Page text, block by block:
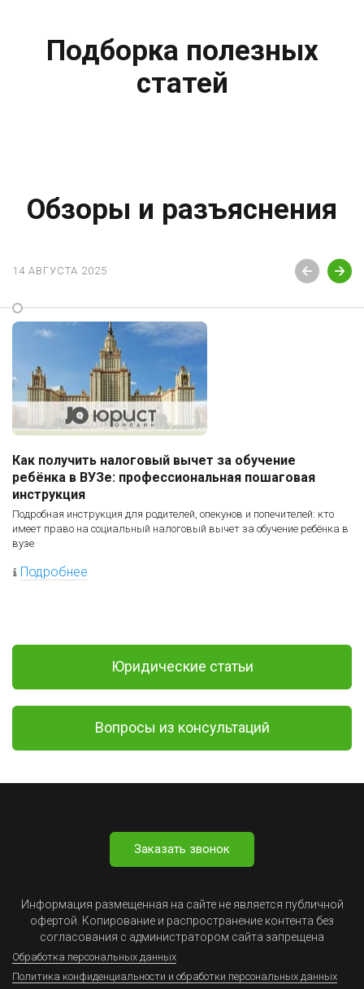
Подборка полезных
статей
Обзоры и разъяснения
14 АВГУСТА 2025
Как получить налоговый вычет за обучение
ребёнка в ВУЗе: профессиональная пошаговая
инструкция
Подробная инструкция для родителей, опекунов и попечителей: кто
имеет право на социальный налоговый вычет за обучение ребёнка в
вузе
Подробнее
Юридические статьи
Вопросы из консультаций
Заказать звонок
Информация размещенная на сайте не является публичной
офертой. Копирование и распространение контента без
согласования с администратором сайта запрещена
Обработка персональных данных
Политика конфиденциальности и обработки персональных данных